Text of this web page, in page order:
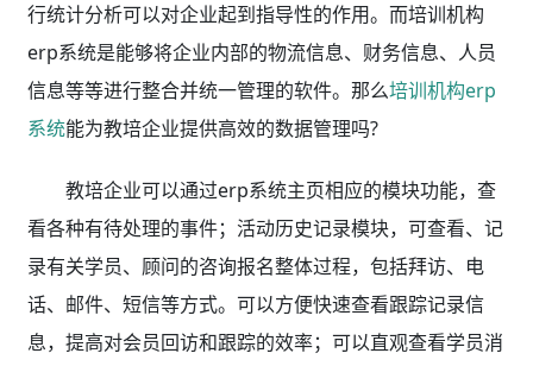
行统计分析可以对企业起到指导性的作用。而培训机构
erp系统是能够将企业内部的物流信息、财务信息、人员
信息等等进行整合并统一管理的软件。那么培训机构erp
系统能为教培企业提供高效的数据管理吗?
教培企业可以通过erp系统主页相应的模块功能，查
看各种有待处理的事件；活动历史记录模块，可查看、记
录有关学员、顾问的咨询报名整体过程，包括拜访、电
话、邮件、短信等方式。可以方便快速查看跟踪记录信
息，提高对会员回访和跟踪的效率；可以直观查看学员消